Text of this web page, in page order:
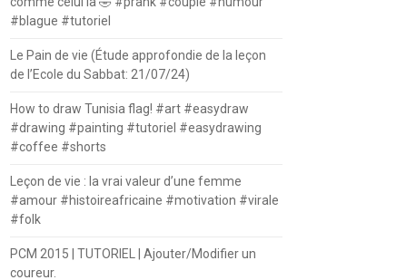
#blague #tutoriel
Le Pain de vie (Étude approfondie de la leçon
de l’Ecole du Sabbat: 21/07/24)
How to draw Tunisia flag! #art #easydraw
#drawing #painting #tutoriel #easydrawing
#coffee #shorts
Leçon de vie : la vrai valeur d’une femme
#amour #histoireafricaine #motivation #virale
#folk
PCM 2015 | TUTORIEL | Ajouter/Modifier un
coureur.